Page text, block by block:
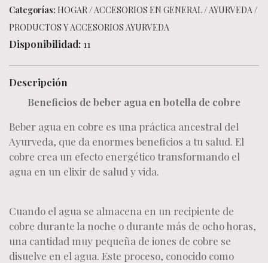
Categorías: HOGAR/ACCESORIOS EN GENERAL/AYURVEDA/
PRODUCTOS Y ACCESORIOS AYURVEDA
Disponibilidad: 11
Descripción
Beneficios de beber agua en botella de cobre
Beber agua en cobre es una práctica ancestral del
Ayurveda, que da enormes beneficios a tu salud. El
cobre crea un efecto energético transformando el
agua en un elixir de salud y vida.
Cuando el agua se almacena en un recipiente de
cobre durante la noche o durante más de ocho horas,
una cantidad muy pequeña de iones de cobre se
disuelve en el agua. Este proceso, conocido como